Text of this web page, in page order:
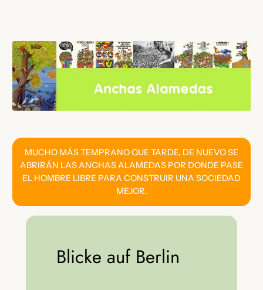
contenido
MUCHO MÁS TEMPRANO QUE TARDE, DE NUEVO SE
ABRIRÁN LAS ANCHAS ALAMEDAS POR DONDE PASE
EL HOMBRE LIBRE PARA CONSTRUIR UNA SOCIEDAD
MEJOR.
Blicke auf Berlin